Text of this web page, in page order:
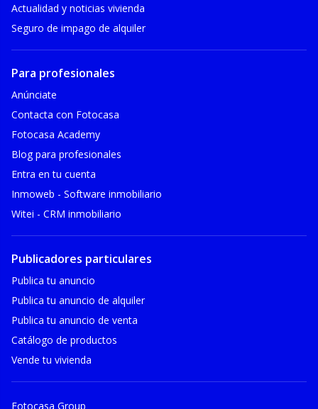
Actualidad y noticias vivienda
Seguro de impago de alquiler
Para profesionales
Anúnciate
Contacta con Fotocasa
Fotocasa Academy
Blog para profesionales
Entra en tu cuenta
Inmoweb - Software inmobiliario
Witei - CRM inmobiliario
Publicadores particulares
Publica tu anuncio
Publica tu anuncio de alquiler
Publica tu anuncio de venta
Catálogo de productos
Vende tu vivienda
Fotocasa Group